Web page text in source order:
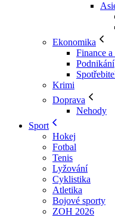
Ekonomika
Finance a
Podnikání
Krimi
Doprava
Nehody
Sport
Hokej
Fotbal
Tenis
Lyžování
Cyklistika
Atletika
Bojové sporty
ZOH 2026